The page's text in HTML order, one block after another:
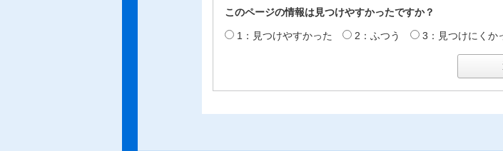
このページの情報は見つけやすかったですか？
1：見つけやすかった 2：ふつう 3：見つけにくか